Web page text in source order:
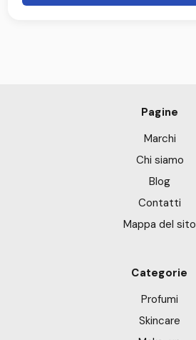
Pagine
Marchi
Chi siamo
Blog
Contatti
Mappa del sito
Categorie
Profumi
Skincare